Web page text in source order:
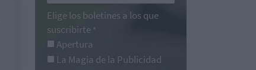
Elige los boletines a los que
suscribirte *
Apertura
La Magia de la Publicidad